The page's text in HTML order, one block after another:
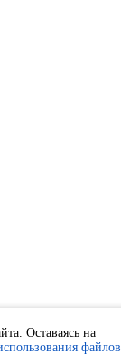
Оставаясь на
файлов